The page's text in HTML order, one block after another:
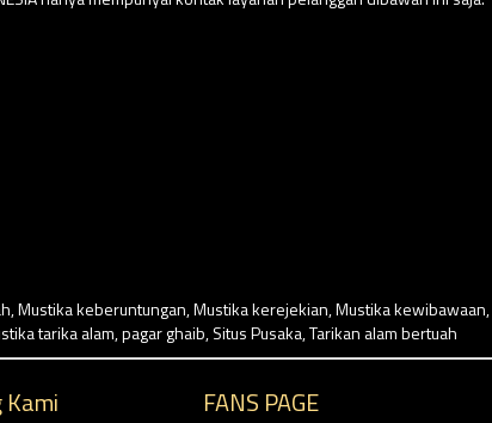
,Mustika keberuntungan,Mustika kerejekian,Mustika kewibawaan,
tarika alam,pagar ghaib,Situs Pusaka,Tarikan alam bertuah
Kami FANS PAGE